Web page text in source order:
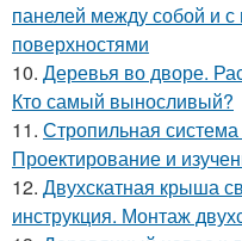
панелей между собой и
поверхностями
10. Деревья во дворе.
Кто самый выносливый?
11. Стропильная
Проектирование и
12. Двухскатная крыша
инструкция. Монтаж